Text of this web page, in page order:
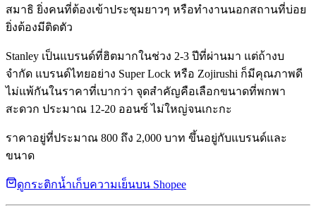
สมาธิ ยิ่งคนที่ต้องเข้าประชุมยาวๆ หรือทำงานนอกสถานที่บ่อย
ยิ่งต้องมีติดตัว
Stanley เป็นแบรนด์ที่ฮิตมากในช่วง 2-3 ปีที่ผ่านมา แต่ถ้างบ
จำกัด แบรนด์ไทยอย่าง Super Lock หรือ Zojirushi ก็มีคุณภาพดี
ไม่แพ้กันในราคาที่เบากว่า จุดสำคัญคือเลือกขนาดที่พกพา
สะดวก ประมาณ 12-20 ออนซ์ ไม่ใหญ่จนเกะกะ
ราคาอยู่ที่ประมาณ 800 ถึง 2,000 บาท ขึ้นอยู่กับแบรนด์และ
ขนาด
ดูกระติกน้ำเก็บความเย็นบน Shopee